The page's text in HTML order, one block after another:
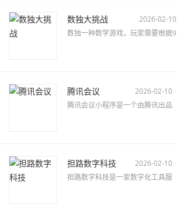
数独大挑战
2026-02-10
数独一种数学游戏，玩家需要根据9
腾讯会议
2026-02-10
腾讯会议小程序是一个由腾讯出品
担路数字科技
2026-02-10
担路数字科技是一家数字化工具服